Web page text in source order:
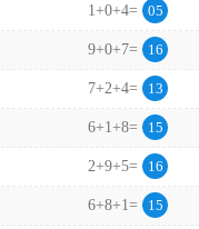
1+0+4= 05
9+0+7= 16
7+2+4= 13
6+1+8= 15
2+9+5= 16
6+8+1= 15